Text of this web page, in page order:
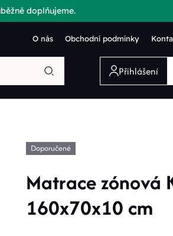
doplňujeme.
O nás Obchodní podmínky
Přihlášení
Doporučené
Matrace zónová
160x70x10 cm